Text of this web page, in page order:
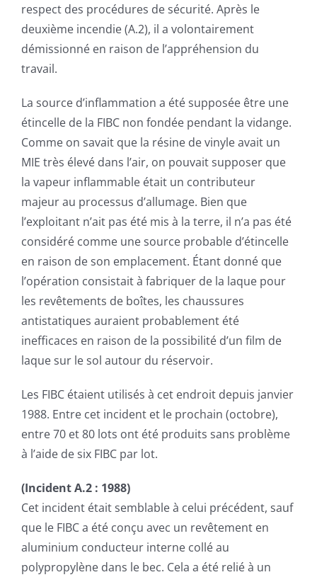
respect des procédures de sécurité. Après le
deuxième incendie (A.2), il a volontairement
démissionné en raison de l’appréhension du
travail.
La source d’inflammation a été supposée être une
étincelle de la FIBC non fondée pendant la vidange.
Comme on savait que la résine de vinyle avait un
MIE très élevé dans l’air, on pouvait supposer que
la vapeur inflammable était un contributeur
majeur au processus d’allumage. Bien que
l’exploitant n’ait pas été mis à la terre, il n’a pas été
considéré comme une source probable d’étincelle
en raison de son emplacement. Étant donné que
l’opération consistait à fabriquer de la laque pour
les revêtements de boîtes, les chaussures
antistatiques auraient probablement été
inefficaces en raison de la possibilité d’un film de
laque sur le sol autour du réservoir.
Les FIBC étaient utilisés à cet endroit depuis janvier
1988. Entre cet incident et le prochain (octobre),
entre 70 et 80 lots ont été produits sans problème
à l’aide de six FIBC par lot.
(Incident A.2 : 1988)
Cet incident était semblable à celui précédent, sauf
que le FIBC a été conçu avec un revêtement en
aluminium conducteur interne collé au
polypropylène dans le bec. Cela a été relié à un